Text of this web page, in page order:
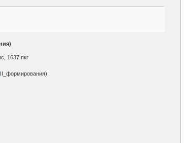
1637 пкг